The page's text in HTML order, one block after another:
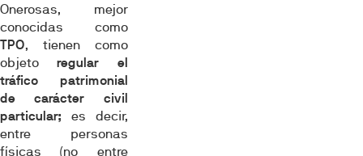
Onerosas, mejor
conocidas como
TPO, tienen como
objeto regular el
tráfico patrimonial
de carácter civil
particular; es decir,
entre personas
físicas (no entre